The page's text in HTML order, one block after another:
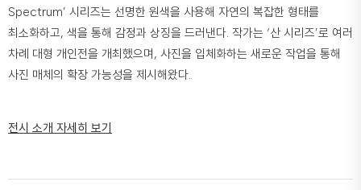
Spectrum’ 시리즈는 선명한 원색을 사용해 자연의 복잡한 형태를
최소화하고, 색을 통해 감정과 상징을 드러낸다. 작가는 ‘산 시리즈’로 여러
차례 대형 개인전을 개최했으며, 사진을 입체화하는 새로운 작업을 통해
사진 매체의 확장 가능성을 제시해왔다.
전시 소개 자세히 보기